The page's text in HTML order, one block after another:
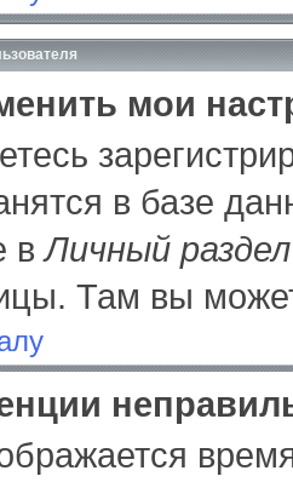
мои
в базе
вЛичный раздел
Там вы